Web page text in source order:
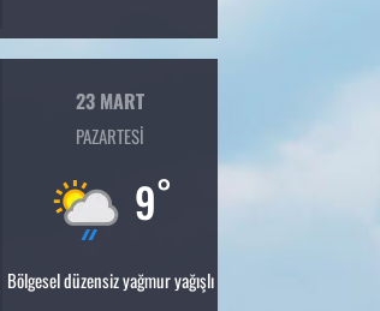
23 MART
PAZARTESI
9°
Bölgesel düzensiz yağmur yağışlı